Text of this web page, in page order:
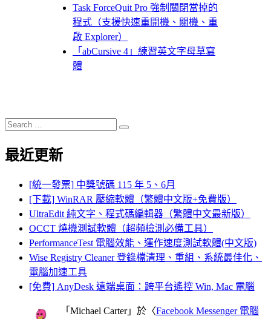
Task ForceQuit Pro 強制關閉當掉的
程式（支援快速重開機、關機、重
啟 Explorer）
「abCursive 4」練習英文字母草寫
體
Search
for:
Search
最近更新
[統一發票] 中獎號碼 115 年 5、6月
[下載] WinRAR 壓縮軟體（繁體中文版+免費版）
UltraEdit 純文字、程式碼編輯器（繁體中文最新版）
OCCT 燒機測試軟體（超頻檢測必備工具）
PerformanceTest 電腦效能、運作速度測試軟體(中文版)
Wise Registry Cleaner 登錄檔清理、重組、系統最佳化、
電腦加速工具
[免費] AnyDesk 遠端桌面：跨平台遙控 Win, Mac 電腦
「 Michael Carter」於〈Facebook Messenger 電腦